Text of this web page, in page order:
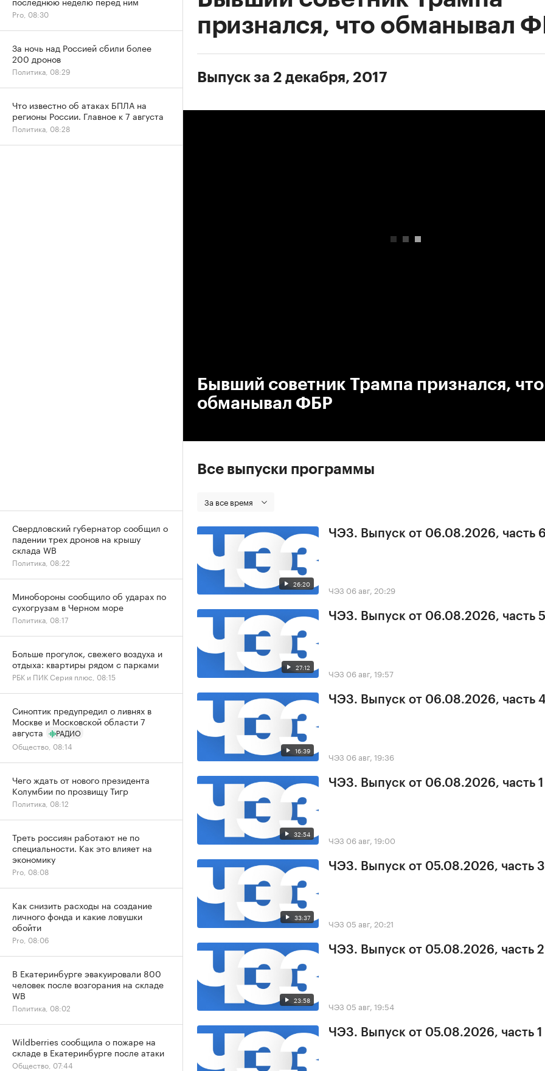
признался, что обманывал
Выпуск за 2 декабря, 2017
Бывший советник Трампа признался, что
обманывал ФБР
Все выпуски программы
За все время
26:20
ЧЭЗ. Выпуск от 06.08.2026, часть
ЧЭЗ 06 авг, 20:29
27:12
ЧЭЗ. Выпуск от 06.08.2026, часть 5
ЧЭЗ 06 авг, 19:57
16:39
ЧЭЗ. Выпуск от 06.08.2026, часть
ЧЭЗ 06 авг, 19:36
32:54
ЧЭЗ. Выпуск от 06.08.2026, часть 1
ЧЭЗ 06 авг, 19:00
33:37
ЧЭЗ. Выпуск от 05.08.2026, часть 3
ЧЭЗ 05 авг, 20:21
23:58
ЧЭЗ. Выпуск от 05.08.2026, часть 2
ЧЭЗ 05 авг, 19:54
ЧЭЗ. Выпуск от 05.08.2026, часть 1
Pro, 08:30
За ночь над Россией сбили более
200 дронов
Политика, 08:29
Что известно об атаках БПЛА на
регионы России. Главное к 7 августа
Политика, 08:28
Свердловский губернатор сообщил о
падении трех дронов на крышу
склада WB
Политика, 08:22
Минобороны сообщило об ударах по
сухогрузам в Черном море
Политика, 08:17
Больше прогулок, свежего воздуха и
отдыха: квартиры рядом с парками
РБК и ПИК Серия плюс, 08:15
Синоптик предупредил о ливнях в
Москве и Московской области 7
августа
РАДИО
Общество, 08:14
Чего ждать от нового президента
Колумбии по прозвищу Тигр
Политика, 08:12
Треть россиян работают не по
специальности. Как это влияет на
экономику
Pro, 08:08
Как снизить расходы на создание
личного фонда и какие ловушки
обойти
Pro, 08:06
В Екатеринбурге эвакуировали 800
человек после возгорания на складе
WB
Политика, 08:02
Wildberries сообщила о пожаре на
складе в Екатеринбурге после атаки
Общество, 07:44